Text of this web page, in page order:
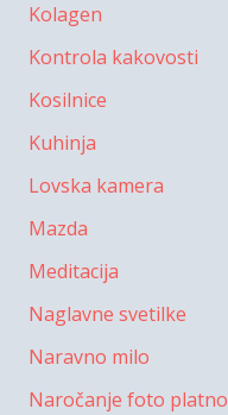
Kolagen
Kontrola kakovosti
Kosilnice
Kuhinja
Lovska kamera
Mazda
Meditacija
Naglavne svetilke
Naravno milo
Naročanje foto platno